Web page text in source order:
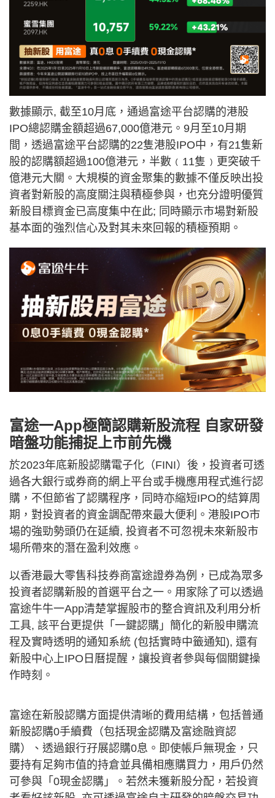
數據顯示, 截至10月底，通過富途平台認購的港股
IPO總認購金額超過67,000億港元。9月至10月期
間，透過富途平台認購的22隻港股IPO中，有21隻新
股的認購額超過100億港元，半數﹙11隻﹚更突破千
億港元大關。大規模的資金聚集的數據不僅反映出投
資者對新股的高度關注與積極參與，也充分證明優質
新股目標資金已高度集中在此; 同時顯示市場對新股
基本面的強烈信心及對其未來回報的積極預期。
富途一App極簡認購新股流程 自家研發
暗盤功能捕捉上市前先機
於2023年底新股認購電子化（FINI）後，投資者可透
過各大銀行或券商的網上平台或手機應用程式進行認
購，不但節省了認購程序，同時亦縮短IPO的結算周
期，對投資者的資金調配帶來最大便利。港股IPO市
場的強勁勢頭仍在延續, 投資者不可忽視未來新股市
場所帶來的潛在盈利效應。
以香港最大零售科技券商富途證券為例，已成為眾多
投資者認購新股的首選平台之一。用家除了可以透過
富途牛牛一App清楚掌握股市的整合資訊及利用分析
工具, 該平台更提供「一鍵認購」簡化的新股申購流
程及實時透明的通知系統 (包括實時中籤通知), 還有
新股中心上IPO日曆提醒，讓投資者參與每個關鍵操
作時刻。
富途在新股認購方面提供清晰的費用結構，包括普通
新股認購0手續費（包括現金認購及富途融資認
購）、透過銀行孖展認購0息。即使帳戶無現金，只
要持有足夠市值的持倉並具備相應購買力，用戶仍然
可參與「0現金認購」。若然未獲新股分配，若投資